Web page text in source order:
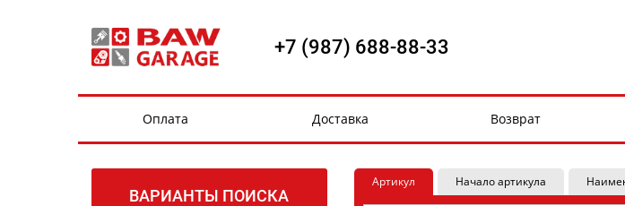
+7 (987) 688-88-33
Оплата Доставка Возврат
ВАРИАНТЫ ПОИСКА
Артикул Начало артикула